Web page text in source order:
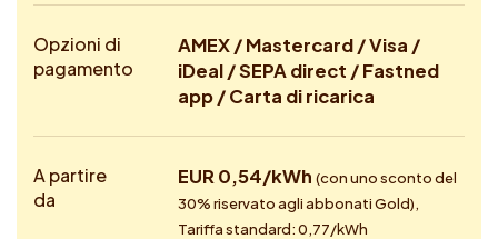
Opzioni di
pagamento
AMEX / Mastercard / Visa /
iDeal / SEPA direct / Fastned
app / Carta di ricarica
A partire
da
EUR 0,54/kWh (con uno sconto del
30% riservato agli abbonati Gold),
Tariffa standard: 0,77/kWh